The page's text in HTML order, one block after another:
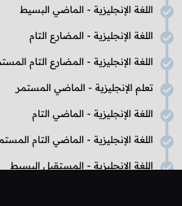
اللغة الإنجليزية - الماضي البسيط
اللغة الإنجليزية - المضارع التام
اللغة الإنجليزية - المضارع التام
تعلم الإنجليزية - الماضي المستمر
اللغة الإنجليزية - الماضي التام
اللغة الإنجليزية - الماضي التام
اللغة الإنجليزية - المستقبل البسيط